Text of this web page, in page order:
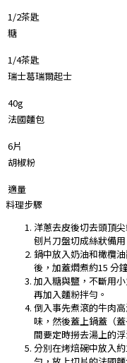
1/2茶匙
糖
1/4茶匙
瑞士葛瑞爾起士
40g
法國麵包
6片
胡椒粉
適量
料理步驟
洋蔥去皮後切去頭頂
刨片刀盤切成絲狀備用
鍋中放入奶油和橄欖
後，加蓋燜煮約15 分
加入糖與鹽，不斷用
再加入麵粉拌勻。
倒入事先煮滾的牛肉
味，然後蓋上鍋蓋（
間要定時撈去湯上的浮
分別在烤焙碗中放入